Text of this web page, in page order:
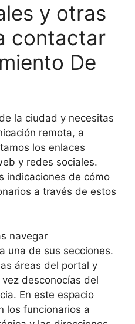
y otras
contactar
De
la ciudad y necesitas
remota, a
los enlaces
y redes sociales.
indicaciones de cómo
a través de estos
navegar
una de sus secciones.
áreas del portal y
desconocías del
En este espacio
los funcionarios a